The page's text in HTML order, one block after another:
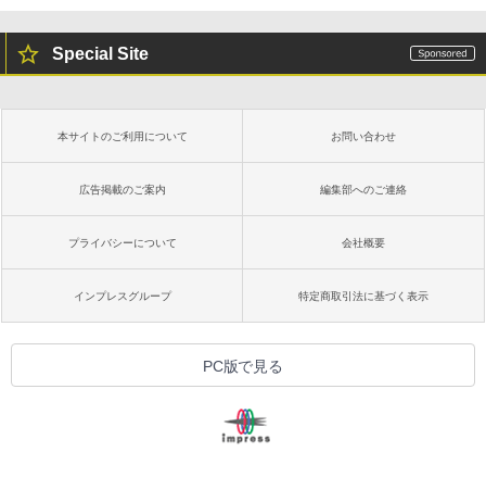
非エンジニア 初心者 素人 でも安心 使い
方 マニュアル AI副業にもコンテンツ作成
にもKindle出版にも！ 非エンジニアのた
￥99
1冊ですべて身につくHTML & CSSとWe
bデザイン入門講座［第2版］
￥1,292
ードウェア・市販ソフトウェアのパーフ
ェクトリストと最新エミュレータ紹介
Kindle Paperwhite シグニチャーエディ
るさ自動調整、色調調節ライト、12週間
持続バッテリー、広告なし、メタリック
Amazon Kindle Colorsoft | 16GBストレ
ージ、防水、7インチカラーディスプレ
イ、色調調節ライト、最大8週間持続バッ
テリー、広告無し、ブラック (2025年発
売)
￥31,980
New Amazon Kindle Scribe Colorsoft |
11インチカラーディスプレイ、64GBスト
Special Site
本サイトのご利用について お問い合わせ
広告掲載のご案内 編集部へのご連絡
プライバシーについて 会社概要
インプレスグループ 特定商取引法に基づく表示
PC版で見る